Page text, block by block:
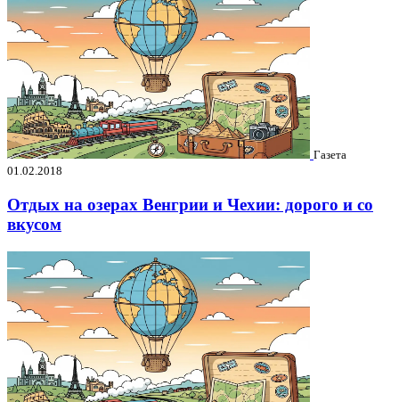
Газета
01.02.2018
Отдых на озерах Венгрии и Чехии: дорого и со
вкусом